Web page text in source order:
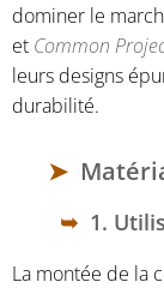
dominer le
et Common
leurs designs
durabilité.
1.
La montée de la